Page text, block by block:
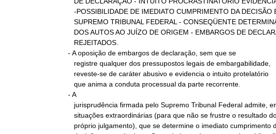
- A oposição de embargos de declaração, sem que se
- A